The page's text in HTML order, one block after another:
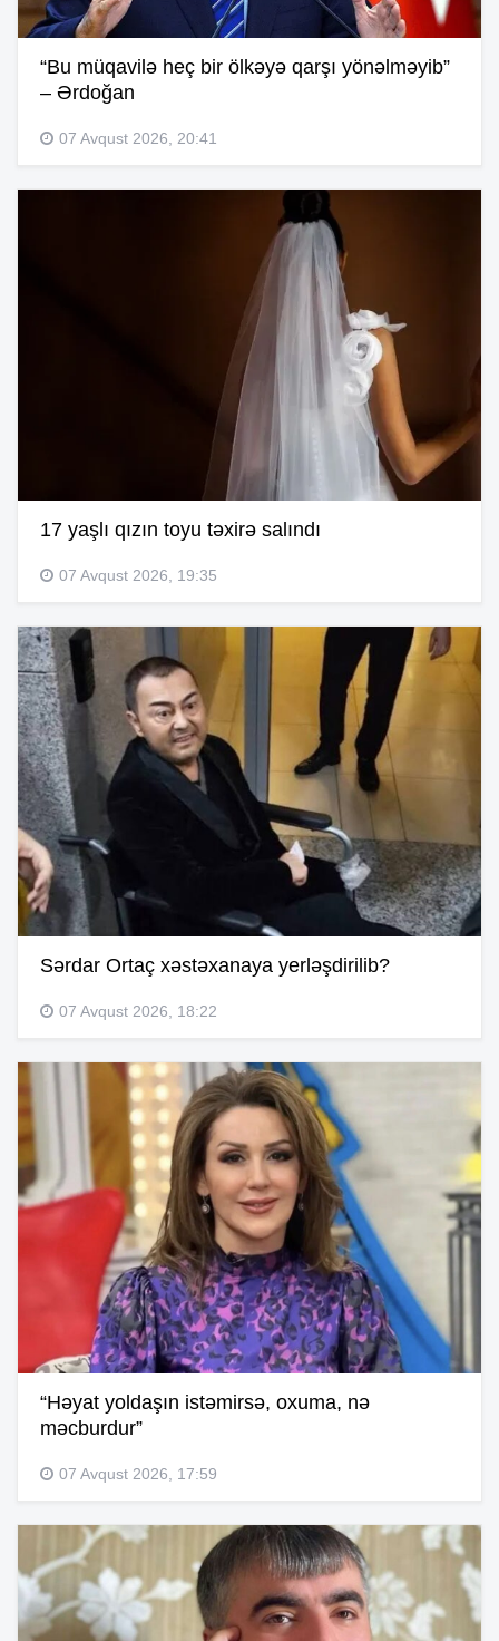
“Bu müqavilə heç bir ölkəyə qarşı yönəlməyib”
– Ərdoğan
07 Avqust 2026, 20:41
17 yaşlı qızın toyu təxirə salındı
07 Avqust 2026, 19:35
Sərdar Ortaç xəstəxanaya yerləşdirilib?
07 Avqust 2026, 18:22
“Həyat yoldaşın istəmirsə, oxuma, nə
məcburdur”
07 Avqust 2026, 17:59